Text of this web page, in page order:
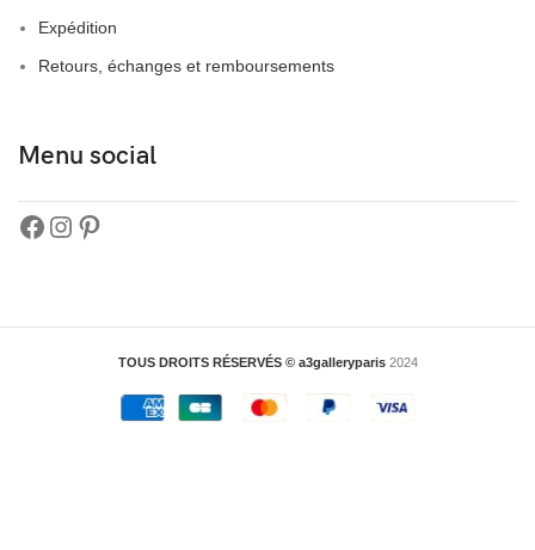
Expédition
Retours, échanges et remboursements
Menu social
TOUS DROITS RÉSERVÉS © a3galleryparis 2024